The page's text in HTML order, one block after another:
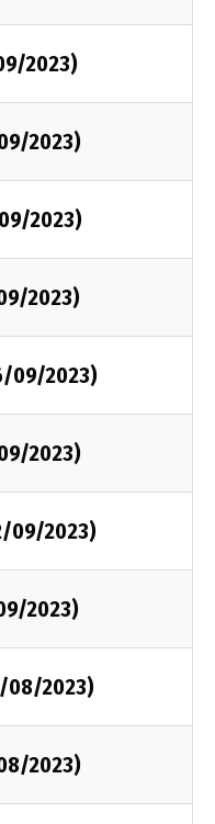
2023)
2023)
2023)
2023)
09/2023)
2023)
09/2023)
2023)
08/2023)
2023)